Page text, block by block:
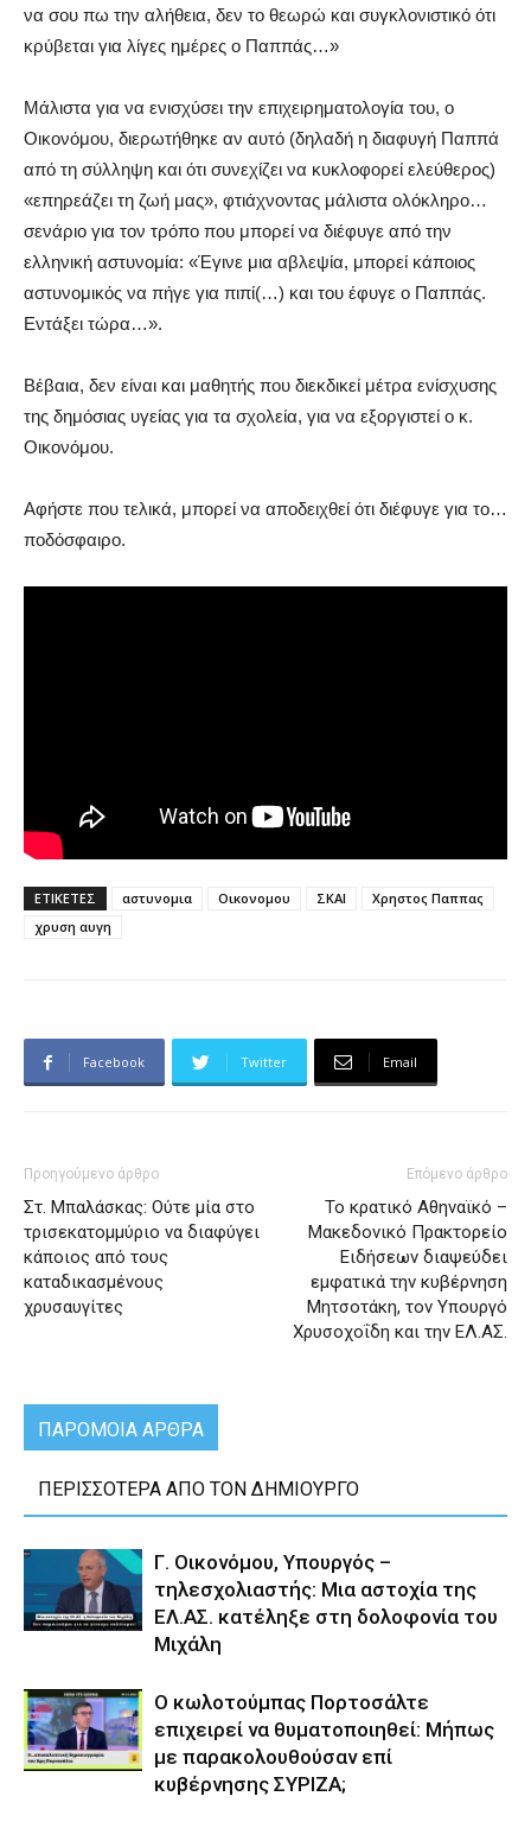
να σου πω την αλήθεια, δεν το θεωρώ και συγκλονιστικό ότι
κρύβεται για λίγες ημέρες ο Παππάς…»
Μάλιστα για να ενισχύσει την επιχειρηματολογία του, ο
Οικονόμου, διερωτήθηκε αν αυτό (δηλαδή η διαφυγή Παππά
από τη σύλληψη και ότι συνεχίζει να κυκλοφορεί ελεύθερος)
«επηρεάζει τη ζωή μας», φτιάχνοντας μάλιστα ολόκληρο…
σενάριο για τον τρόπο που μπορεί να διέφυγε από την
ελληνική αστυνομία: «Έγινε μια αβλεψία, μπορεί κάποιος
αστυνομικός να πήγε για πιπί(…) και του έφυγε ο Παππάς.
Εντάξει τώρα…».
Βέβαια, δεν είναι και μαθητής που διεκδικεί μέτρα ενίσχυσης
της δημόσιας υγείας για τα σχολεία, για να εξοργιστεί ο κ.
Οικονόμου.
Αφήστε που τελικά, μπορεί να αποδειχθεί ότι διέφυγε για το…
ποδόσφαιρο.
ΕΤΙΚΕΤΕΣ αστυνομια Οικονομου ΣΚΑΙ
Χρηστος Παππας
χρυση αυγη
Facebook Twitter Email
Προηγούμενο άρθρο
Στ. Μπαλάσκας: Ούτε μία στο
τρισεκατομμύριο να διαφύγει
κάποιος από τους
καταδικασμένους
χρυσαυγίτες
Επόμενο άρθρο
Το κρατικό Αθηναϊκό –
Μακεδονικό Πρακτορείο
Ειδήσεων διαψεύδει
εμφατικά την κυβέρνηση
Μητσοτάκη, τον Υπουργό
Χρυσοχοΐδη και την ΕΛ.ΑΣ.
ΠΑΡΟΜΟΙΑ ΑΡΘΡΑ
ΠΕΡΙΣΣΟΤΕΡΑ ΑΠΟ ΤΟΝ ΔΗΜΙΟΥΡΓΟ
Γ. Οικονόμου, Υπουργός –
τηλεσχολιαστής: Μια αστοχία της
ΕΛ.ΑΣ. κατέληξε στη δολοφονία του
Μιχάλη
Ο κωλοτούμπας Πορτοσάλτε
επιχειρεί να θυματοποιηθεί: Μήπως
με παρακολουθούσαν επί
κυβέρνησης ΣΥΡΙΖΑ;